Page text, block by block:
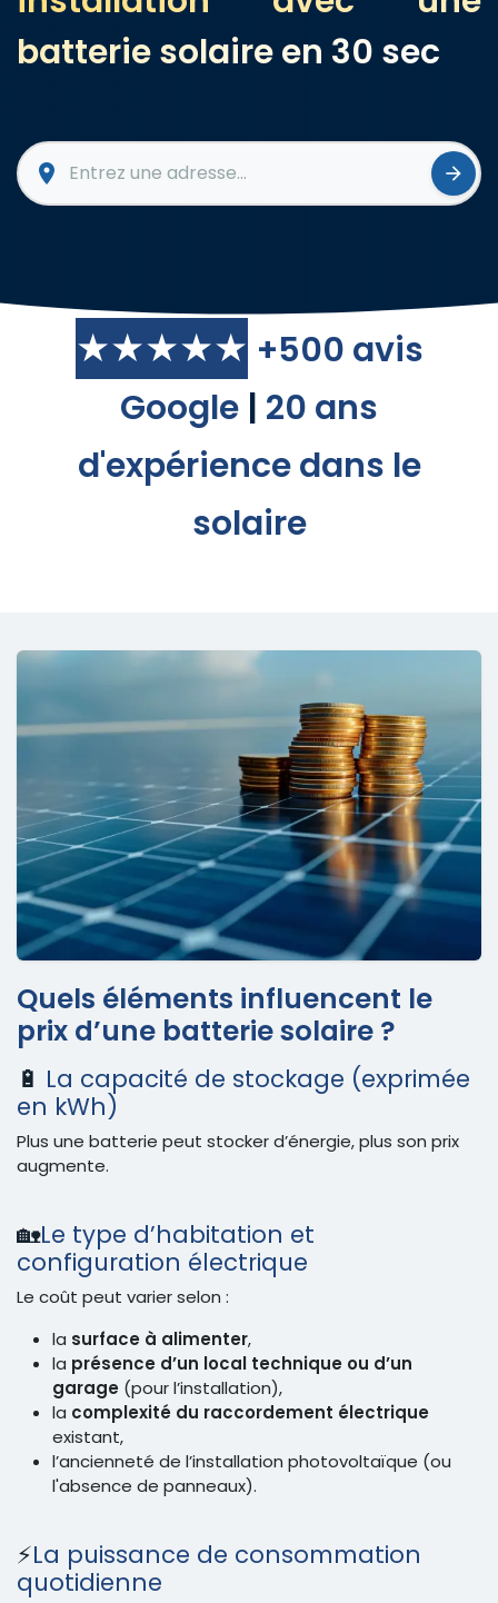
batterie solaire en 30 sec
location_on arrow_forward
★★★★★ +500 avis
Google | 20 ans
d'expérience dans le
solaire
Quels éléments influencent le
prix d’une batterie solaire ?
🔋 La capacité de stockage (exprimée
en kWh)
Plus une batterie peut stocker d’énergie, plus son prix
augmente.
🏡Le type d’habitation et
configuration électrique
Le coût peut varier selon :
la surface à alimenter,
la présence d’un local technique ou d’un
garage (pour l’installation),
la complexité du raccordement électrique
existant,
l’ancienneté de l’installation photovoltaïque (ou
l'absence de panneaux).
⚡La puissance de consommation
quotidienne